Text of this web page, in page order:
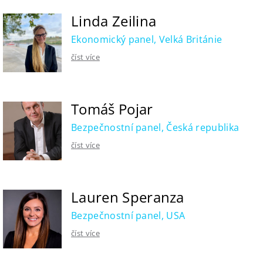
Linda Zeilina
Ekonomický panel, Velká Británie
číst více
Tomáš Pojar
Bezpečnostní panel, Česká republika
číst více
Lauren Speranza
Bezpečnostní panel, USA
číst více